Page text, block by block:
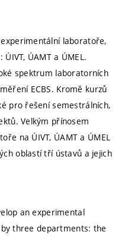
laboratoře,
ÚAMT a ÚMEL.
spektrum laboratorních
ECBS. Kromě kurzů
pro řešení semestrálních,
Velkým přínosem
na ÚIVT, ÚAMT a ÚMEL
oblastí tří ústavů a jejich
an experimental
three departments: the